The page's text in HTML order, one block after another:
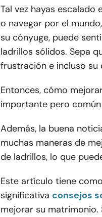
Tal vez hayas escalado
o navegar por el
su cónyuge, puede
ladrillos sólidos. Sepa
frustración e incluso su
Entonces, cómo
importante pero
Además, la buena
muchas maneras de
de ladrillos, lo que
Este artículo tiene
significativa consejos
mejorar su matrimonio.